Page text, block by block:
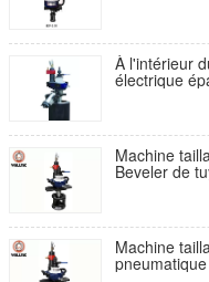
À l'intérieur
électrique
Machine
Beveler de
Machine